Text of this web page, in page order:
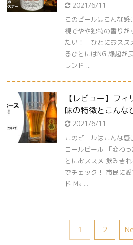
2021/6/11
このビールはこんな
視でやや独特の香りが
たい！」ひとにおス
るひとにはNG 縁起が
ランド ...
【レビュー】フ
味の特徴とこんな
2021/6/11
このビールはこんな
コールビール 「変わ
とにおススメ 飲みき
でチェック！ 市民に
ド Ma ...
1 2